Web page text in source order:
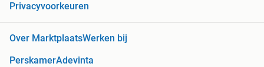
Privacyvoorkeuren
Over MarktplaatsWerken bij
PerskamerAdevinta